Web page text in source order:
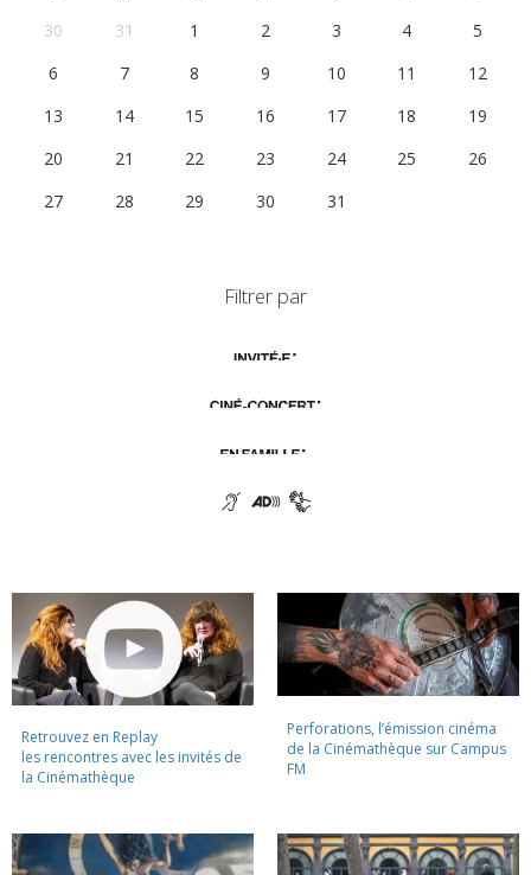
30
31 1 2 3 4
5
6
7 8 9 10 11
12
13
14 15 16 17 18
19
20
21 22 23 24 25
26
27
28 29 30 31
Filtrer par
Retrouvez en Replay
les rencontres avec les invités de
la Cinémathèque
Perforations, l’émission cinéma
de la Cinémathèque sur Campus
FM